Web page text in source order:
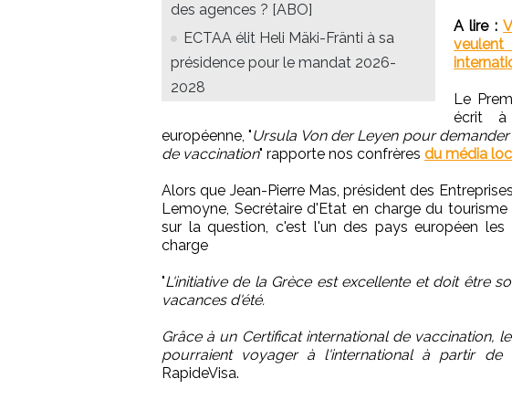
des agences ? [ABO]
ECTAA élit Heli Mäki-Fränti à sa
présidence pour le mandat 2026-
2028
A lire :
Le
écrit à
européenne, "Ursula Von der Leyen pour
de vaccination" rapporte nos confrères du média
Alors que Jean-Pierre Mas, président des
Lemoyne, Secrétaire d'Etat en charge du
sur la question, c'est l'un des pays européen
charge
"L'initiative de la Grèce est excellente et doit être
vacances d'été.
Grâce à un Certificat international de vaccination,
pourraient voyager à l'international à partir de
RapideVisa.